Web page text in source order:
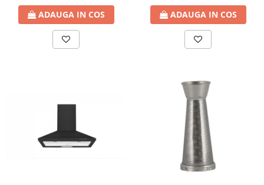
ADAUGA IN COS ADAUGA IN COS